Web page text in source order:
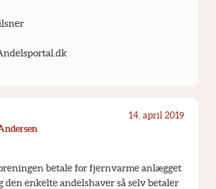
14. april 2019
betale for fjernvarme anlægget
den enkelte andelshaver så selv betaler